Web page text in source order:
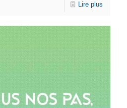
Lire plus